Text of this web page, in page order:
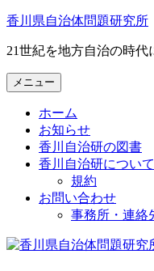
コ
テ
ン
ツ
香川県自治体問題研究所
21世紀を地方自治の時代
メニュー
ホーム
お知らせ
香川自治研の図書
香川自治研について
規約
お問い合わせ
事務所・連絡